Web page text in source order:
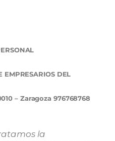
EMPRESARIOS DEL
– Zaragoza 976768768
la